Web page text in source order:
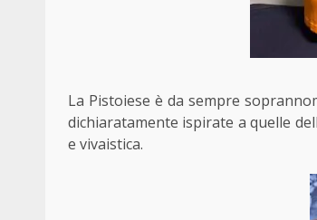
La Pistoiese è da sempre
dichiaratamente ispirate a quelle
e vivaistica.